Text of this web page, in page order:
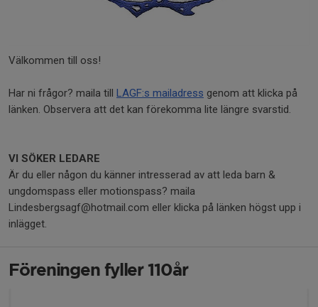
Välkommen till oss!
Har ni frågor? maila till LAGF:s mailadress genom att klicka på
länken. Observera att det kan förekomma lite längre svarstid.
VI SÖKER LEDARE
Är du eller någon du känner intresserad av att leda barn &
ungdomspass eller motionspass? maila
Lindesbergsagf@hotmail.com eller klicka på länken högst upp i
inlägget.
Föreningen fyller 110år